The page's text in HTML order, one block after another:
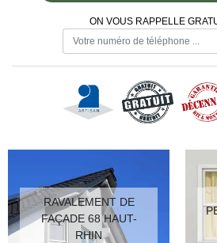
ON VOUS RAPPELLE
RAVALEMENT DE
FAÇADE 68 HAUT-
RHIN